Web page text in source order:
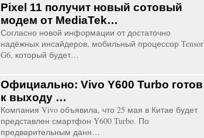
Pixel 11 получит новый сотовый
модем от MediaTek…
Согласно новой информации от достаточно
надёжных инсайдеров, мобильный процессор Tensor
G6, который будет…
Официально: Vivo Y600 Turbo готов
к выходу …
Компания Vivo объявила, что 25 мая в Китае будет
представлен смартфон Y600 Turbo. По
предварительным данн…